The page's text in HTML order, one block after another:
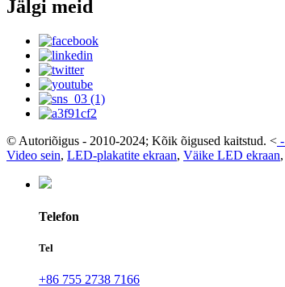
Jälgi meid
© Autoriõigus - 2010-2024; Kõik õigused kaitstud. < -
Video sein, LED-plakatite ekraan, Väike LED ekraan,
Telefon
Tel
+86 755 2738 7166